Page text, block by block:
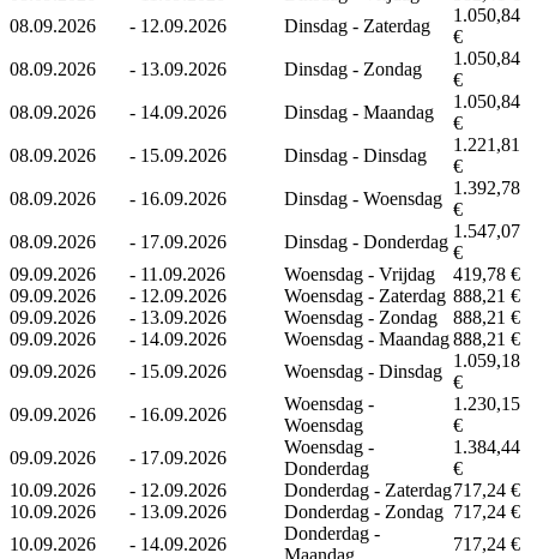
08.09.2026
- 12.09.2026 Dinsdag - Zaterdag
1.050,84
€
08.09.2026
- 13.09.2026 Dinsdag - Zondag
1.050,84
€
08.09.2026
- 14.09.2026 Dinsdag - Maandag
1.050,84
€
08.09.2026
- 15.09.2026 Dinsdag - Dinsdag
1.221,81
€
08.09.2026
- 16.09.2026 Dinsdag - Woensdag
1.392,78
€
08.09.2026
- 17.09.2026 Dinsdag - Donderdag
1.547,07
€
09.09.2026
- 11.09.2026 Woensdag - Vrijdag
419,78 €
09.09.2026
- 12.09.2026 Woensdag - Zaterdag 888,21 €
09.09.2026
- 13.09.2026 Woensdag - Zondag
888,21 €
09.09.2026
- 14.09.2026 Woensdag - Maandag888,21 €
09.09.2026
- 15.09.2026 Woensdag - Dinsdag
1.059,18
€
09.09.2026
- 16.09.2026
Woensdag -
Woensdag
1.230,15
€
09.09.2026
- 17.09.2026
Woensdag -
Donderdag
1.384,44
€
10.09.2026
- 12.09.2026 Donderdag - Zaterdag717,24 €
10.09.2026
- 13.09.2026 Donderdag - Zondag 717,24 €
10.09.2026
- 14.09.2026
Donderdag -
Maandag
717,24 €